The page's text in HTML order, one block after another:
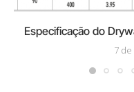
Especificação do
7